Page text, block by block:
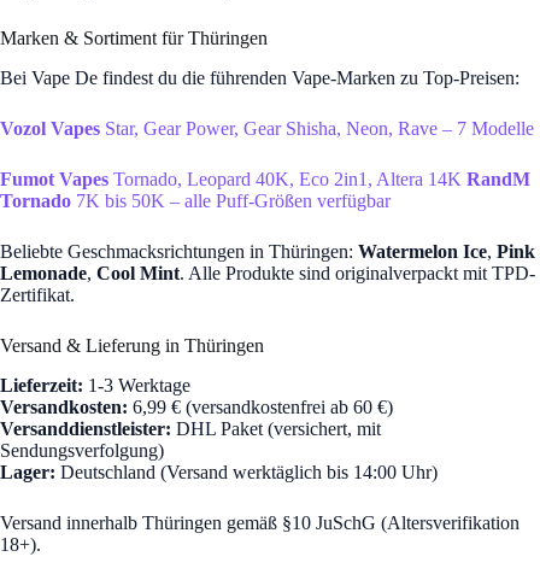
Marken & Sortiment für Thüringen
Bei Vape De findest du die führenden Vape-Marken zu Top-Preisen:
Vozol Vapes Star, Gear Power, Gear Shisha, Neon, Rave – 7 Modelle
Fumot Vapes Tornado, Leopard 40K, Eco 2in1, Altera 14K RandM
Tornado 7K bis 50K – alle Puff-Größen verfügbar
Beliebte Geschmacksrichtungen in Thüringen: Watermelon Ice, Pink
Lemonade, Cool Mint. Alle Produkte sind originalverpackt mit TPD-
Zertifikat.
Versand & Lieferung in Thüringen
Lieferzeit: 1-3 Werktage
Versandkosten: 6,99 € (versandkostenfrei ab 60 €)
Versanddienstleister: DHL Paket (versichert, mit
Sendungsverfolgung)
Lager: Deutschland (Versand werktäglich bis 14:00 Uhr)
Versand innerhalb Thüringen gemäß §10 JuSchG (Altersverifikation
18+).